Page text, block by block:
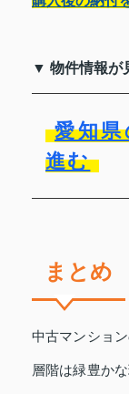
▼ 物件情報が
愛知
進む
まとめ
中古マンショ
層階は緑豊か